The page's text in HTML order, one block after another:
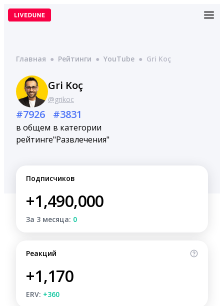
Перейти
Главная ● Рейтинги ● YouTube ● Gri Koç
Gri Koç
@grikoc
#7926
в общем
рейтинге
#3831
в категории
"Развлечения"
Подписчиков
+1,490,000
За 3 месяца: 0
Реакций
+1,170
ERV: +360